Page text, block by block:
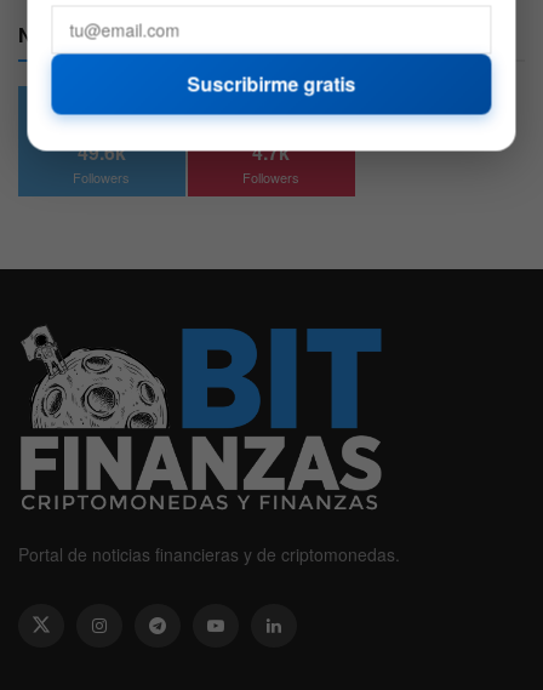
Nuestras Redes:
49.6k
Followers
4.7k
Followers
Portal de noticias financieras y de criptomonedas.
Suscribirme gratis